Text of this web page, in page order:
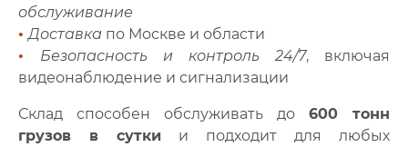
обслуживание
• Доставка по Москве и области
• Безопасность и контроль 24/7, включая
видеонаблюдение и сигнализации
Склад способен обслуживать до 600 тонн
грузов в сутки и подходит для любых